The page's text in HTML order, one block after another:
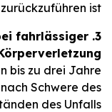
ist.
fahrlässiger
bis zu drei Jahre
Schwere des
des Unfalls.